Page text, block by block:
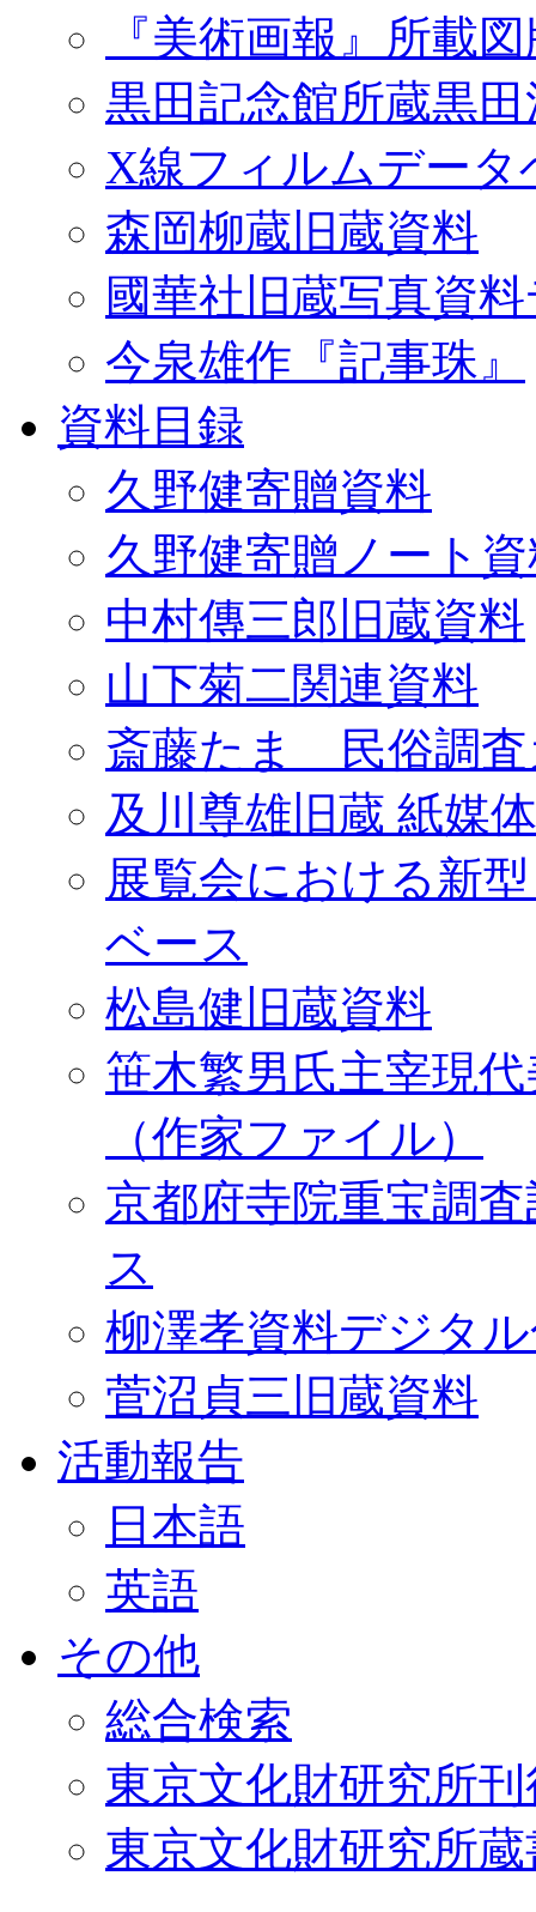
『美術画報』所載
黒田記念館所蔵黒
X線フィルムデータ
森岡柳蔵旧蔵資料
國華社旧蔵写真資
今泉雄作『記事珠』
資料目録
久野健寄贈資料
久野健寄贈ノート
中村傳三郎旧蔵資料
山下菊二関連資料
斎藤たま 民俗調査
及川尊雄旧蔵 紙媒
展覧会における新
ベース
松島健旧蔵資料
笹木繁男氏主宰現
（作家ファイル）
京都府寺院重宝調
ス
柳澤孝資料デジタ
菅沼貞三旧蔵資料
活動報告
日本語
英語
その他
総合検索
東京文化財研究所
東京文化財研究所